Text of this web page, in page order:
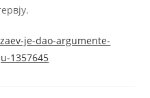
je-dao-argumente-
1357645